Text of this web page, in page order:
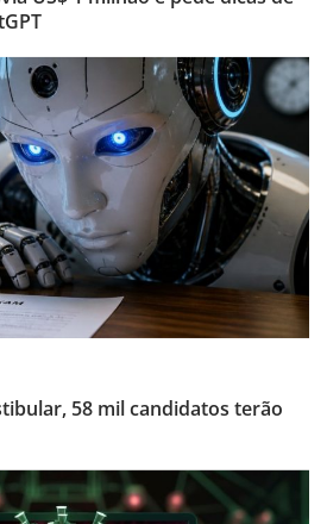
58 mil candidatos terão